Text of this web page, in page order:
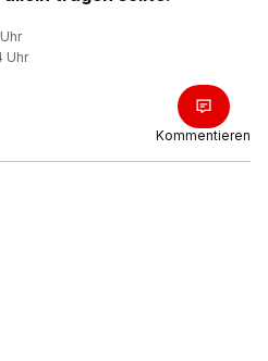
Uhr
Kommentieren